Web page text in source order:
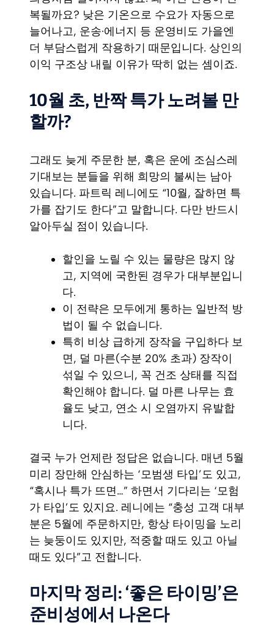
복될까요? 낮은 기온으로 수요가 자동으로
늘어나고, 운송·에너지 등 운영비도 가을엔
더 부담스럽게 작용하기 때문입니다. 상인의
이익 구조상 내릴 이유가 딱히 없는 셈이죠.
10월 초, 반짝 특가 노려볼 만
할까?
그래도 늦게 주문한 분, 혹은 운에 조심스레
기대보는 분들을 위해 희망의 불씨는 남아
있습니다. 파트릭 레니에도 “10월, 잘하면 특
가를 잡기도 한다”고 말합니다. 다만 반드시
알아두실 점이 있습니다.
할인을 노릴 수 있는 물량은 많지 않
고, 지역에 국한된 경우가 대부분입니
다.
이 전략은 모두에게 통하는 일반적 방
법이 될 수 없습니다.
특히 비상 급하게 장작을 구입하다 보
면, 덜 마른(수분 20% 초과) 장작이
섞일 수 있으니, 꼭 건조 상태를 직접
확인해야 합니다. 덜 마른 나무는 효
율도 낮고, 연소 시 오염까지 유발합
니다.
결국 누가 언제란 정답은 없습니다. 매년 5월
미리 장만해 안심하는 ‘모범생 타입’도 있고,
“혹시나 특가 뜨면…” 하면서 기다리는 ‘모험
가 타입’도 있지요. 레니에는 “충성 고객 대부
분은 5월에 주문하지만, 항상 타이밍을 노리
는 늦둥이도 있지만, 적중할 때도 있고 아닐
때도 있다”고 전합니다.
마지막 정리: ‘좋은 타이밍’은
준비성에서 나온다